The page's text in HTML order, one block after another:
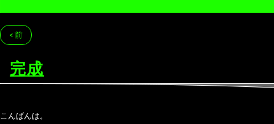
< 前
完成
こんばんは。